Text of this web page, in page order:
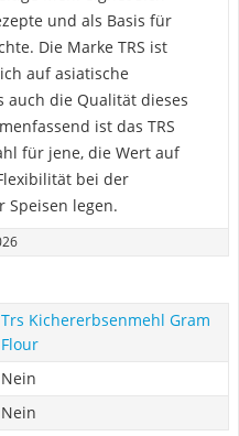
und als Basis für
Die Marke TRS ist
auf asiatische
auch die Qualität dieses
ist das TRS
für jene, die Wert auf
bei der
legen.
Trs Kichererbsenmehl Gram
Flour
Nein
Nein